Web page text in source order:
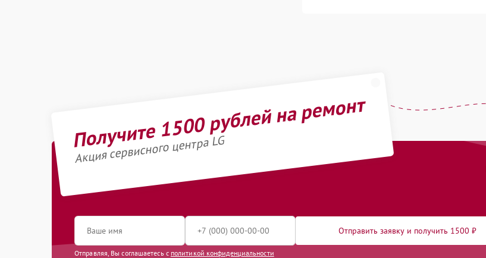
Получите 1500 рублей на ремонт
Акция сервисного центра LG
Отправить заявку и получить 1500 ₽
Отправляя, Вы соглашаетесь с политикой конфиденциальности